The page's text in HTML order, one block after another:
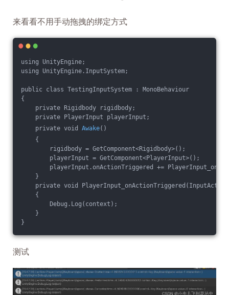
来看看不用手动拖拽的绑定方式
using UnityEngine;
using UnityEngine.InputSystem;
public class TestingInputSystem : MonoBehaviour
{
private Rigidbody rigidbody;
private PlayerInput playerInput;
private void Awake()
{
rigidbody = GetComponent<Rigidbody>();
playerInput = GetComponent<PlayerInput>();
playerInput.onActionTriggered +=
}
private void
{
Debug.Log(context);
}
}
测试